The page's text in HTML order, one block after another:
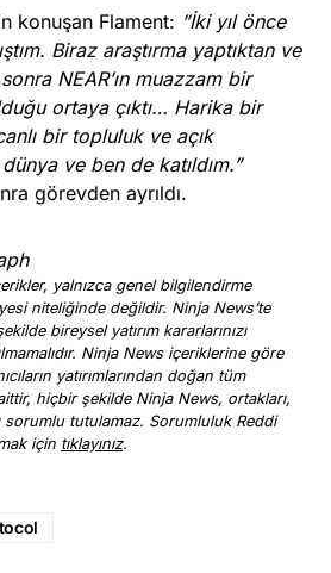
konuşan Flament: ”İki yıl önce
Biraz araştırma yaptıktan ve
NEAR’ın muazzam bir
ortaya çıktı… Harika bir
bir topluluk ve açık
ve ben de katıldım.”
görevden ayrıldı.
yalnızca genel bilgilendirme
niteliğinde değildir. Ninja News’te
bireysel yatırım kararlarınızı
Ninja News içeriklerine göre
yatırımlarından doğan tüm
hiçbir şekilde Ninja News, ortakları,
sorumlu tutulamaz. Sorumluluk Reddi
için tıklayınız.